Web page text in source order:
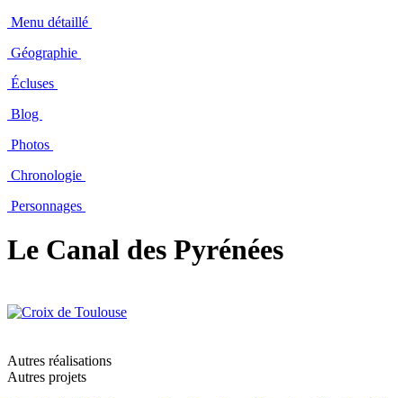
Menu détaillé
Géographie
Écluses
Blog
Photos
Chronologie
Personnages
Le Canal des Pyrénées
Autres réalisations
Autres projets